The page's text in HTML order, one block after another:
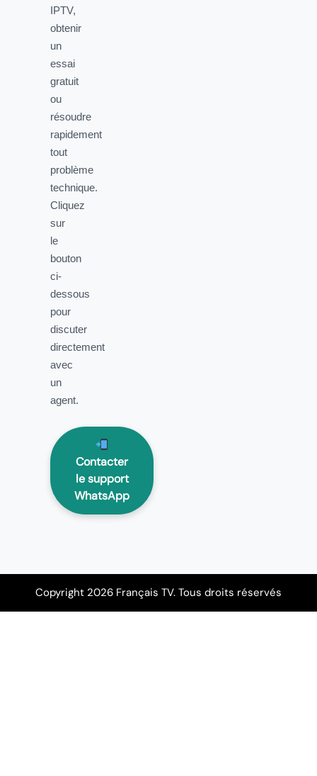
IPTV,
obtenir
un
essai
gratuit
ou
résoudre
rapidement
tout
problème
technique.
Cliquez
sur
le
bouton
ci-
dessous
pour
discuter
directement
avec
un
agent.
Contacter
le support
WhatsApp
Copyright 2026 Français TV. Tous droits réservés